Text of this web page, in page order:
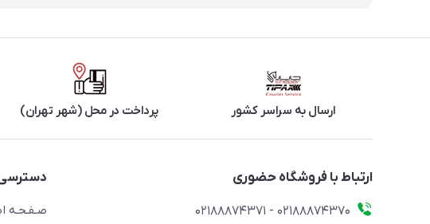
ارسال به سراسر کشور پرداخت در محل (شهر تهران)
ارتباط با فروشگاه حضوری
02188874370 - 02188874371
صـفـحـه